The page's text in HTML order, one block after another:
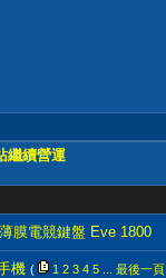
繼續營運
膜電競鍵盤 Eve 1800
機 ( 1 2 3 4 5 最後一頁